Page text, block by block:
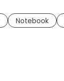
Notebook